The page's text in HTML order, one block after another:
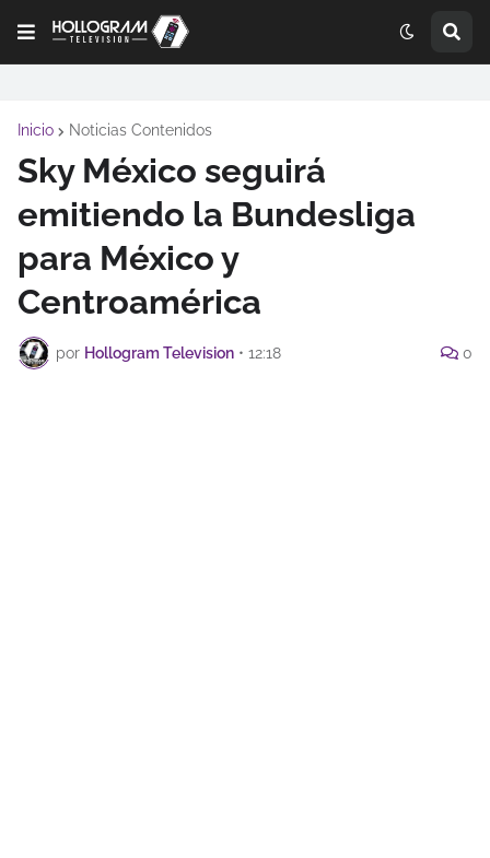
Inicio Noticias Contenidos
Sky México seguirá
emitiendo la Bundesliga
para México y
Centroamérica
por Hollogram Television • 12:18 0